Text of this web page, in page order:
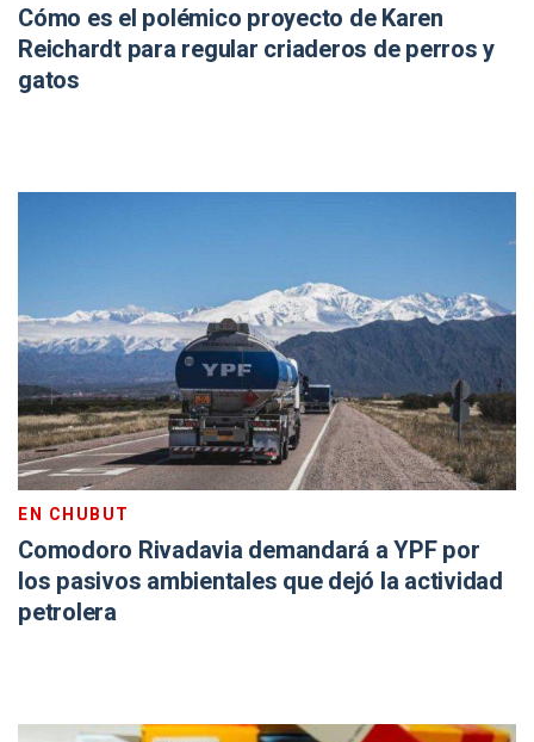
Cómo es el polémico proyecto de Karen
Reichardt para regular criaderos de perros y
gatos
EN CHUBUT
Comodoro Rivadavia demandará a YPF por
los pasivos ambientales que dejó la actividad
petrolera